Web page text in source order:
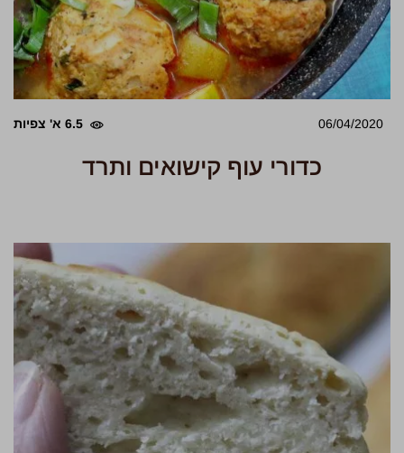
06/04/2020 6.5 א' צפיות
כדורי עוף קישואים ותרד